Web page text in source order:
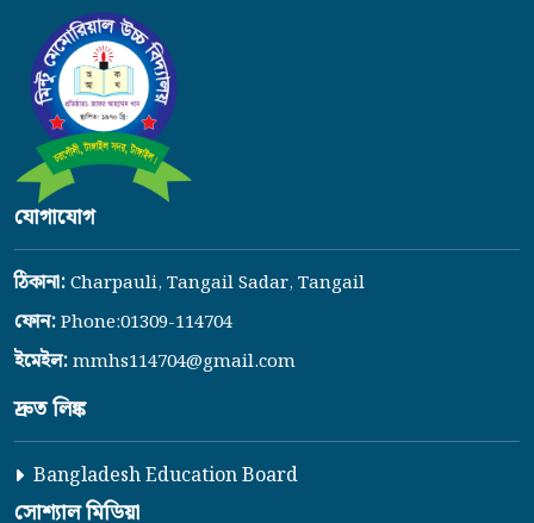
যোগাযোগ
ঠিকানা:Charpauli, Tangail Sadar, Tangail
ফোন:Phone:01309-114704
ইমেইল:mmhs114704@gmail.com
দ্রুত লিঙ্ক
Bangladesh Education Board
সোশ্যাল মিডিয়া